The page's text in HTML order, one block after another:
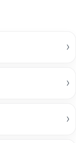
›
›
›